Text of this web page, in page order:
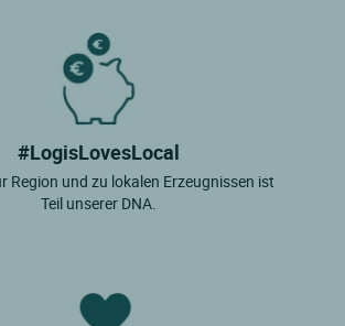
#LogisLovesLocal
Region und zu lokalen Erzeugnissen ist
Teil unserer DNA.